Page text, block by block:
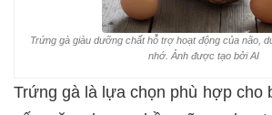
Trứng gà giàu dưỡng chất hỗ trợ hoạt động của não,
nhớ. Ảnh được tạo bởi AI
Trứng gà là lựa chọn phù hợp cho